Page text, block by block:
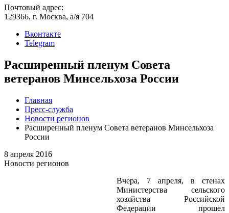
Почтовый адрес:
129366, г. Москва, а/я 704
Вконтакте
Telegram
Расширенный пленум Совета
ветеранов Минсельхоза России
Главная
Пресс-служба
Новости регионов
Расширенный пленум Совета ветеранов Минсельхоза
России
8 апреля 2016
Новости регионов
Вчера, 7 апреля, в стенах
Министерства сельского
хозяйства Российской
Федерации прошел